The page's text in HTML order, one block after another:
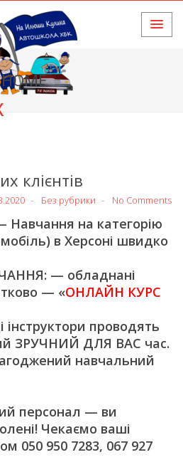
HOME
клієнтів
Без рубрики No Comments
на категорію
в Херсоні швидко
— обладнані
— «ОНЛАЙН КУРС
проводять
ЗРУЧНИЙ ДЛЯ ВАС час.
навчальний
персонал — ви
Чекаємо ваші
050 950 7283, 067 927